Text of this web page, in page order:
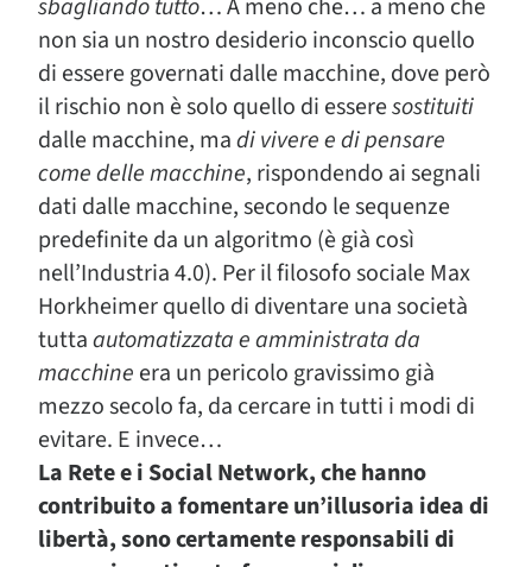
sbagliando tutto… A meno che… a meno che
non sia un nostro desiderio inconscio quello
di essere governati dalle macchine, dove però
il rischio non è solo quello di esseresostituiti
dalle macchine, madi vivere e di pensare
come delle macchine, rispondendo ai segnali
dati dalle macchine, secondo le sequenze
predefinite da un algoritmo (è già così
nell’Industria 4.0). Per il filosofo sociale Max
Horkheimer quello di diventare una società
tuttaautomatizzata e amministrata da
macchine era un pericolo gravissimo già
mezzo secolo fa, da cercare in tutti i modi di
evitare. E invece…
La Rete e i Social Network, che hanno
contribuito a fomentare un’illusoria idea di
libertà, sono certamente responsabili di